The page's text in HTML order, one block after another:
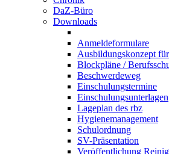
DaZ-Büro
Downloads
Anmeldeformulare
Ausbildungskonzept
Blockpläne /
Beschwerdeweg
Einschulungstermine
Einschulungsunterlagen
Lageplan des rbz
Hygienemanagement
Schulordnung
SV-Präsentation
Veröffentlichung